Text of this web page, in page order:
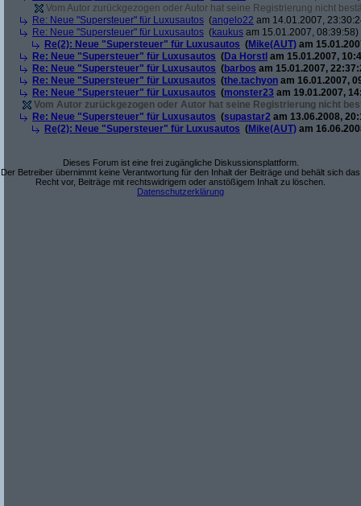
Vom Autor zurückgezogen oder Autor hat seine Registrierung nicht
Re: Neue "Supersteuer" für Luxusautos (angelo22 am 14.01.2007,
Re: Neue "Supersteuer" für Luxusautos (kaukus am 15.01.2007, 08:39:58)
Re(2): Neue "Supersteuer" für Luxusautos (Mike(AUT) am
Re: Neue "Supersteuer" für Luxusautos (Da Horstl am 15.01.2007,
Re: Neue "Supersteuer" für Luxusautos (barbos am 15.01.2007,
Re: Neue "Supersteuer" für Luxusautos (the.tachyon am 16.01.2007,
Re: Neue "Supersteuer" für Luxusautos (monster23 am 19.01.2007,
Vom Autor zurückgezogen oder Autor hat seine Registrierung nicht
Re: Neue "Supersteuer" für Luxusautos (supastar2 am 13.06.2008,
Re(2): Neue "Supersteuer" für Luxusautos (Mike(AUT) am
Dieses Forum ist eine frei zugängliche Diskussionsplattform.
Der Betreiber übernimmt keine Verantwortung für den Inhalt der Beiträge und behält sich das
Recht vor, Beiträge mit rechtswidrigem oder anstößigem Inhalt zu löschen.
Datenschutzerklärung